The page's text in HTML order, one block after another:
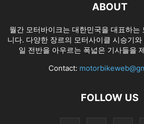
ABOUT
월간 모터바이크는 대한민국을 대표하는
니다. 다양한 장르의 모터사이클 시승기
일 전반을 아우르는 폭넓은 기사들을
Contact:
FOLLOW US